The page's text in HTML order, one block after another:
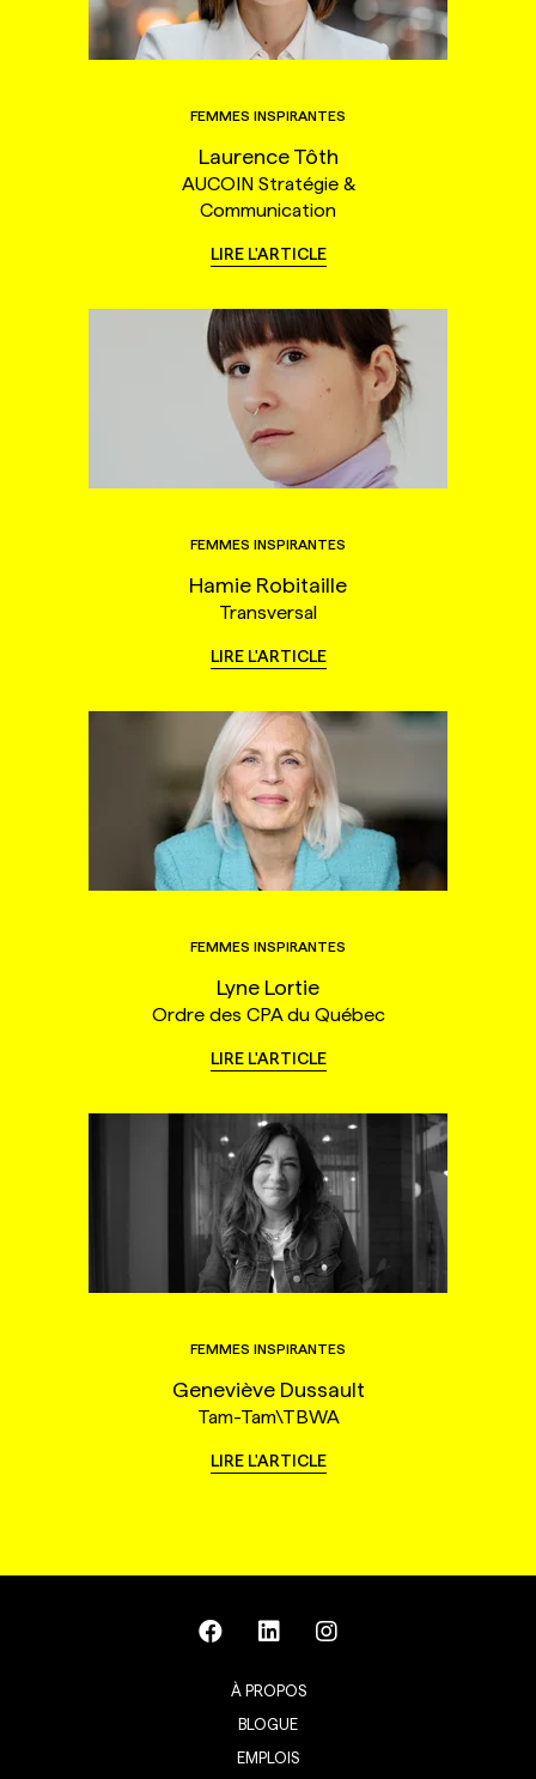
FEMMES INSPIRANTES
Laurence Tôth
AUCOIN Stratégie &
Communication
LIRE L'ARTICLE
FEMMES INSPIRANTES
Hamie Robitaille
Transversal
LIRE L'ARTICLE
FEMMES INSPIRANTES
Lyne Lortie
Ordre des CPA du Québec
LIRE L'ARTICLE
FEMMES INSPIRANTES
Geneviève Dussault
Tam-Tam\TBWA
LIRE L'ARTICLE
À PROPOS
BLOGUE
EMPLOIS